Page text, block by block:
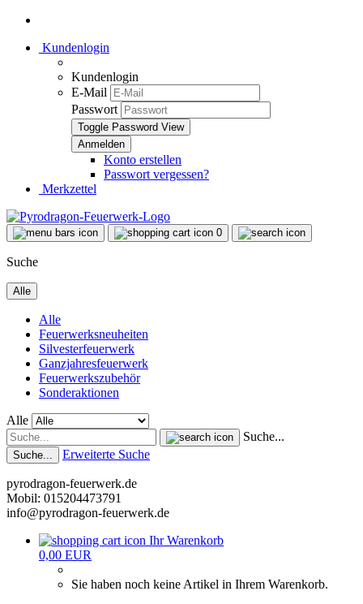
Kundenlogin
Kundenlogin
E-Mail
Passwort
Toggle Password View
Konto erstellen
Passwort vergessen?
Merkzettel
0
Suche
Alle
Alle
Feuerwerksneuheiten
Silvesterfeuerwerk
Ganzjahresfeuerwerk
Feuerwerkszubehör
Sonderaktionen
Alle
Suche...
Suche... Erweiterte Suche
pyrodragon-feuerwerk.de
Mobil: 015204473791
info@pyrodragon-feuerwerk.de
Ihr Warenkorb
0,00 EUR
Sie haben noch keine Artikel in Ihrem Warenkorb.